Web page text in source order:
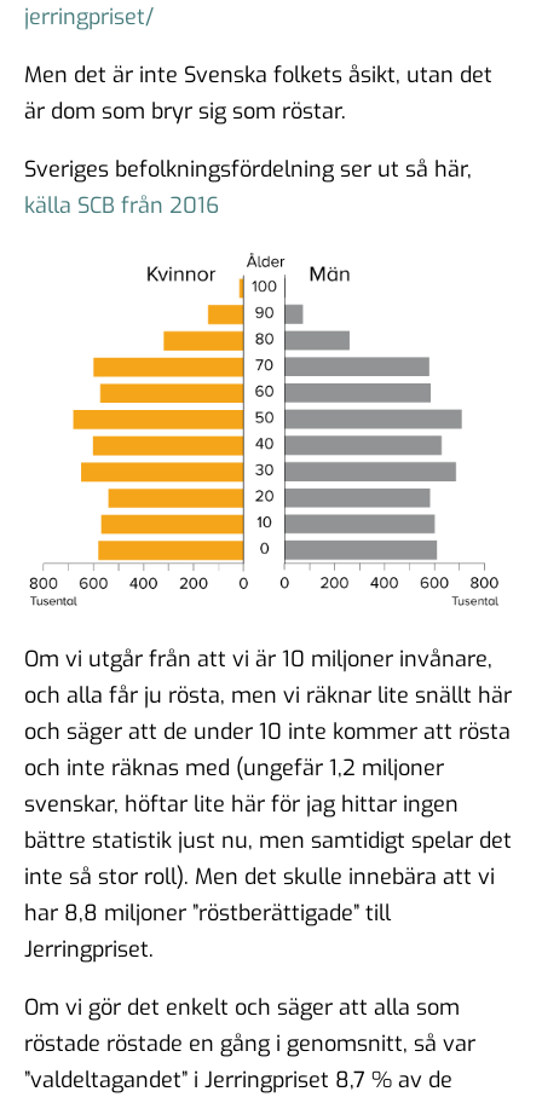
jerringpriset/
Men det är inte Svenska folkets åsikt, utan det
är dom som bryr sig som röstar.
Sveriges befolkningsfördelning ser ut så här,
källa SCB från 2016
Om vi utgår från att vi är 10 miljoner invånare,
och alla får ju rösta, men vi räknar lite snällt här
och säger att de under 10 inte kommer att rösta
och inte räknas med (ungefär 1,2 miljoner
svenskar, höftar lite här för jag hittar ingen
bättre statistik just nu, men samtidigt spelar det
inte så stor roll). Men det skulle innebära att vi
har 8,8 miljoner ”röstberättigade” till
Jerringpriset.
Om vi gör det enkelt och säger att alla som
röstade röstade en gång i genomsnitt, så var
”valdeltagandet” i Jerringpriset 8,7 % av de